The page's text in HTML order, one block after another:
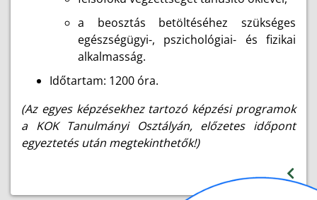
a beosztás betöltéséhez szükséges
egészségügyi-, pszichológiai- és fizikai
alkalmasság.
Időtartam: 1200 óra.
(Az egyes képzésekhez tartozó képzési programok
a KOK Tanulmányi Osztályán, előzetes időpont
egyeztetés után megtekinthetők!)